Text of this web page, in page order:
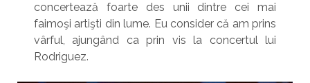
concertează foarte des unii dintre cei mai
faimoşi artişti din lume. Eu consider că am prins
vârful, ajungând ca prin vis la concertul lui
Rodriguez.